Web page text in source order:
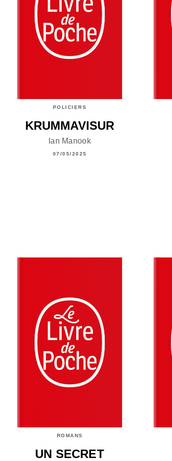
POLICIERS
KRUMMAVISUR
Ian Manook
07/05/2025
ROMANS
UN SECRET